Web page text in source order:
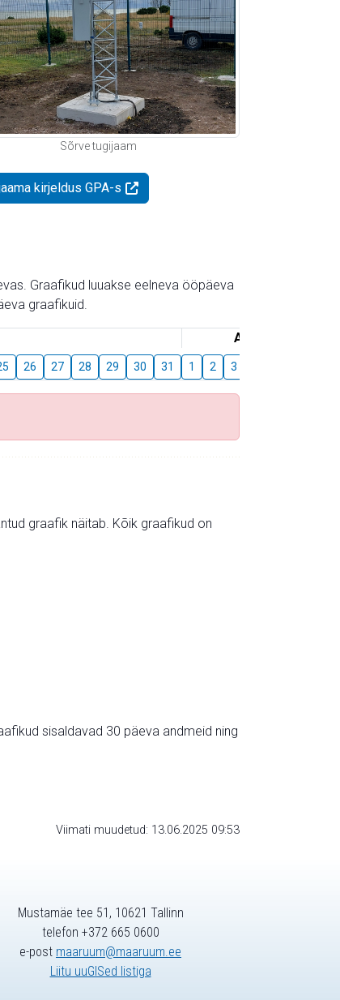
Sõrve tugijaam
kirjeldus GPA-s
Graafikud luuakse eelneva ööpäeva
graafikuid.
August
26 27 28 29 30 31 1 2 3
graafik näitab. Kõik graafikud on
sisaldavad 30 päeva andmeid ning
Viimati muudetud: 13.06.2025 09:53
Mustamäe tee 51, 10621 Tallinn
telefon +372 665 0600
e-post maaruum@maaruum.ee
Liitu uuGISed listiga